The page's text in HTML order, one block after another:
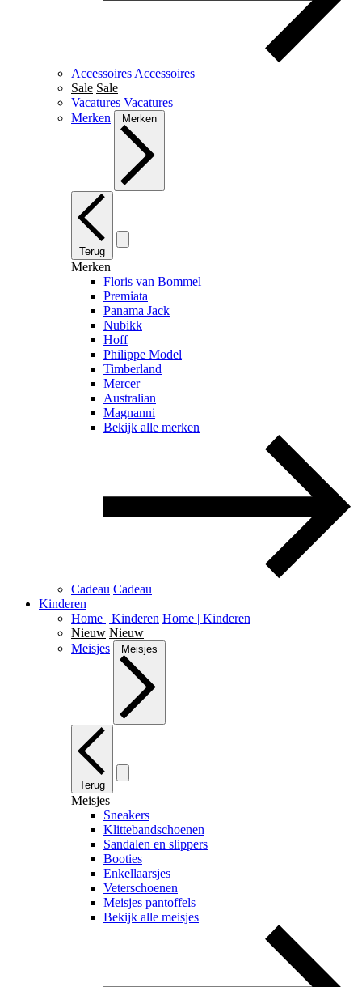
Accessoires Accessoires
Sale Sale
Vacatures Vacatures
Merken
Merken
Terug
Merken
Floris van Bommel
Premiata
Panama Jack
Nubikk
Hoff
Philippe Model
Timberland
Mercer
Australian
Magnanni
Bekijk alle merken
Cadeau Cadeau
Kinderen
Home | Kinderen Home | Kinderen
Nieuw Nieuw
Meisjes
Meisjes
Terug
Meisjes
Sneakers
Klittebandschoenen
Sandalen en slippers
Booties
Enkellaarsjes
Veterschoenen
Meisjes pantoffels
Bekijk alle meisjes